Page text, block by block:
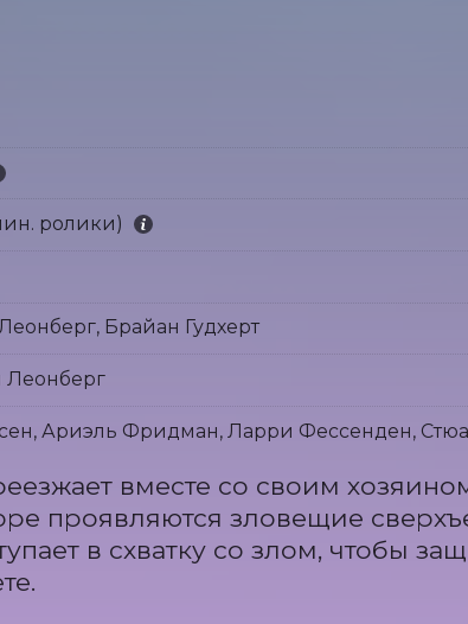
ролики)
Брайан Гудхерт
Леонберг
Ариэль Фридман, Ларри Фессенден,
вместе со своим
проявляются зловещие
в схватку со злом, чтобы